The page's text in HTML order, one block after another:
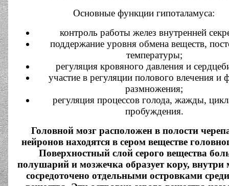
Основные функции гипоталамуса:
контроль работы желез внутренней
поддержание уровня обмена веществ,
температуры;
регуляция кровяного давления и
участие в регуляции полового влечения и
размножения;
регуляция процессов голода, жажды,
пробуждения.
Головной мозг расположен в полости
нейронов находятся в сером веществе
Поверхностный слой серого вещества
полушарий и мозжечка образует кору, внутри
сосредоточено отдельными островками